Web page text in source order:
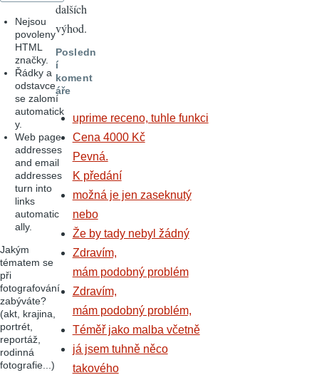
Nejsou
povoleny
HTML
značky.
Řádky a
odstavce
se zalomí
automatick
y.
Web page
addresses
and email
addresses
turn into
links
automatic
ally.
Jakým
tématem se
při
fotografování
zabýváte?
(akt, krajina,
portrét,
reportáž,
rodinná
fotografie...)
dalších
výhod.
Posledn
í
koment
áře
uprime receno, tuhle funkci
Cena 4000 Kč
Pevná.
K předání
možná je jen zaseknutý
nebo
Že by tady nebyl žádný
Zdravím,
mám podobný problém
Zdravím,
mám podobný problém,
Téměř jako malba včetně
já jsem tuhně něco
takového